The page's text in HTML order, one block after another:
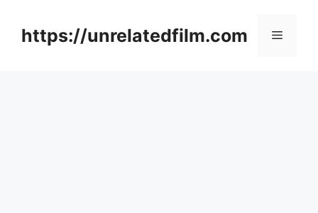
contenthttps://unrelatedfilm.com Menu